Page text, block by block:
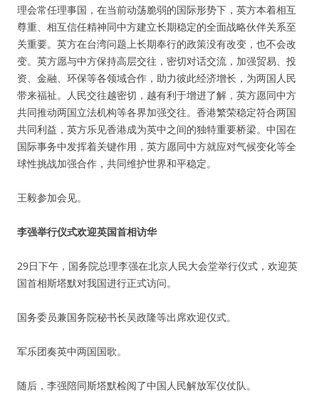
理会常任理事国，在当前动荡脆弱的国际形势下，英方本着相互
尊重、相互信任精神同中方建立长期稳定的全面战略伙伴关系至
关重要。英方在台湾问题上长期奉行的政策没有改变，也不会改
变。英方愿与中方保持高层交往，密切对话交流，加强贸易、投
资、金融、环保等各领域合作，助力彼此经济增长，为两国人民
带来福祉。人民交往越密切，越有利于增进了解，英方愿同中方
共同推动两国立法机构等各界加强交往。香港繁荣稳定符合两国
共同利益，英方乐见香港成为英中之间的独特重要桥梁。中国在
国际事务中发挥着关键作用，英方愿同中方就应对气候变化等全
球性挑战加强合作，共同维护世界和平稳定。
王毅参加会见。
李强举行仪式欢迎英国首相访华
29日下午，国务院总理李强在北京人民大会堂举行仪式，欢迎英
国首相斯塔默对我国进行正式访问。
国务委员兼国务院秘书长吴政隆等出席欢迎仪式。
军乐团奏英中两国国歌。
随后，李强陪同斯塔默检阅了中国人民解放军仪仗队。